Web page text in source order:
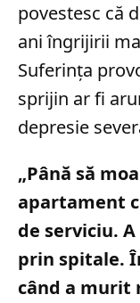
povestesc că
ani îngrijirii
Suferința
sprijin ar fi
depresie
„Până să
apartament
de serviciu.
prin spitale.
când a murit